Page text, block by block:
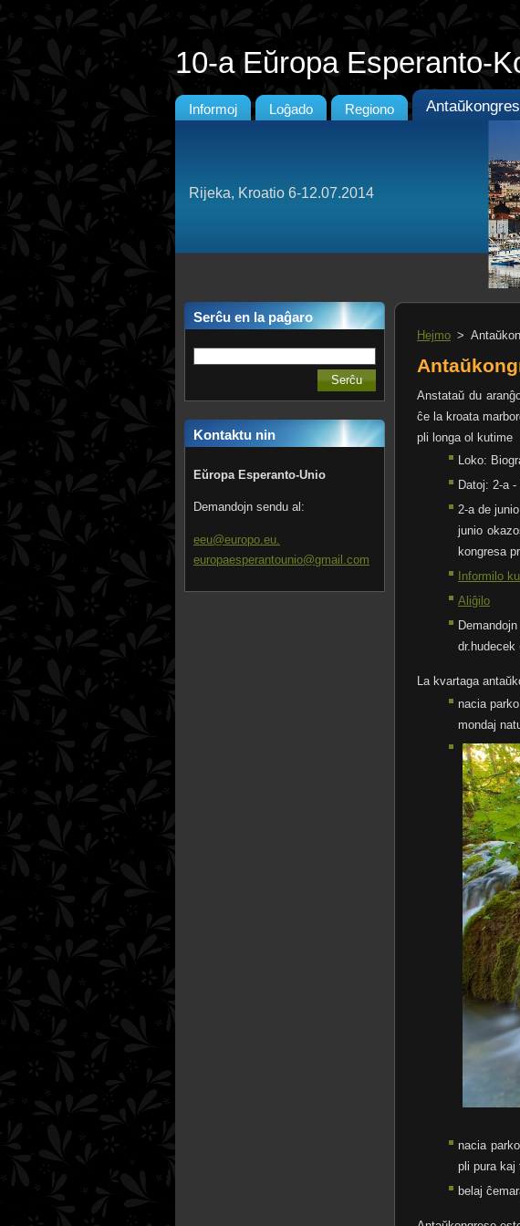
10-a Eŭropa Esperanto-
Informoj Loĝado Regiono
Rijeka, Kroatio 6-12.07.2014
Serĉu en la paĝaro
Kontaktu nin
Eŭropa Esperanto-Unio
Demandojn sendu al:
eeu@europo.eu.
europaesperantounio@gmail.com
Hejmo >
Anstataŭ du
ĉe la kroata
pli longa ol kutime
Loko:
Datoj: 2-a
2-a de
junio
kongresa
Informilo
Aliĝilo
dr.hudecek
La kvartaga
nacia
mondaj
nacia
pli pura kaj
belaj